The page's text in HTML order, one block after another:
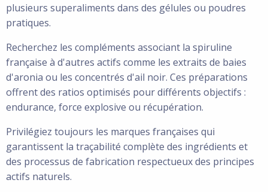
plusieurs superaliments dans des gélules ou poudres
pratiques.
Recherchez les compléments associant la spiruline
française à d'autres actifs comme les extraits de baies
d'aronia ou les concentrés d'ail noir. Ces préparations
offrent des ratios optimisés pour différents objectifs :
endurance, force explosive ou récupération.
Privilégiez toujours les marques françaises qui
garantissent la traçabilité complète des ingrédients et
des processus de fabrication respectueux des principes
actifs naturels.